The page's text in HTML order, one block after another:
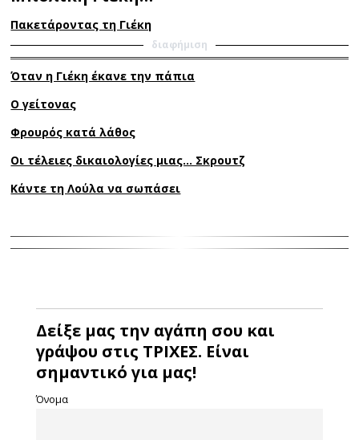
Πακετάροντας τη Γιέκη
διαφήμιση
Όταν η Γιέκη έκανε την πάπια
Ο γείτονας
Φρουρός κατά λάθος
Οι τέλειες δικαιολογίες μιας… Σκρουτζ
Κάντε τη Λούλα να σωπάσει
Δείξε μας την αγάπη σου και
γράψου στις ΤΡΙΧΕΣ. Είναι
σημαντικό για μας!
Όνομα